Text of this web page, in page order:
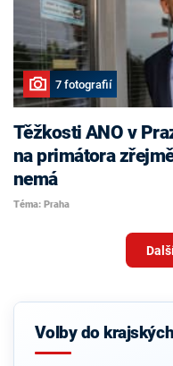
7 fotografií
Těžkosti ANO v
na primátora
nemá
Téma: Praha
Volby do